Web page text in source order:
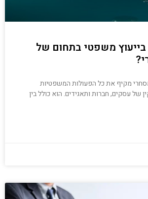
בייעוץ משפטי בתחום של
מקיף את כל הפעולות המשפטיות
של עסקים, חברות ותאגידים. הוא כולל בין